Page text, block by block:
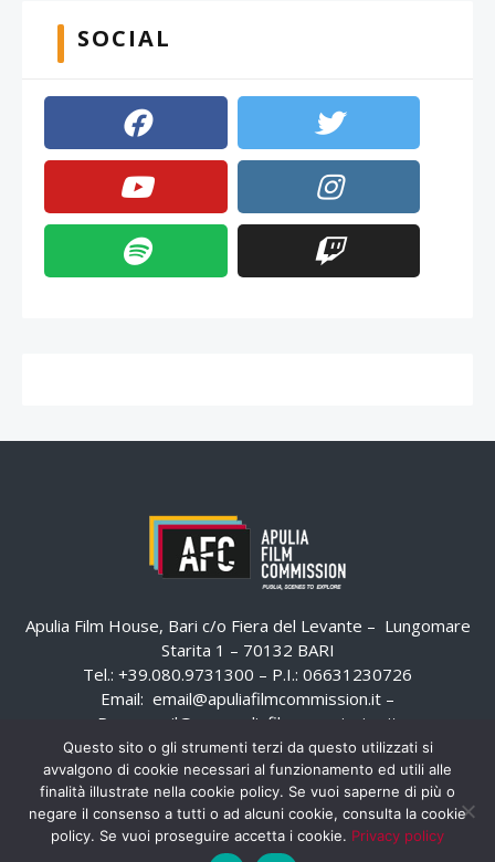
SOCIAL
Apulia Film House, Bari c/o Fiera del Levante – Lungomare
Starita 1 – 70132 BARI
Tel.: +39.080.9731300 – P.I.: 06631230726
Email: email@apuliafilmcommission.it –
Pec:
email@pec.apuliafilmcommission.it
Questo sito o gli strumenti terzi da questo utilizzati si
avvalgono di cookie necessari al funzionamento ed utili alle
finalità illustrate nella cookie policy. Se vuoi saperne di più o
negare il consenso a tutti o ad alcuni cookie, consulta la cookie
policy. Se vuoi proseguire accetta i cookie. Privacy policy